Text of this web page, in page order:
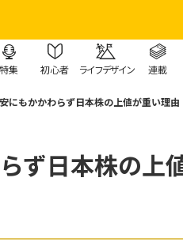
特集 初心者 ライフデザイン 連載
にもかかわらず日本株の上値が重い理由
ず日本株の上